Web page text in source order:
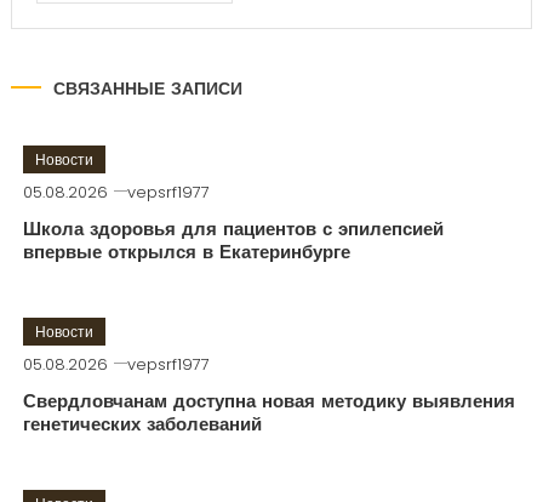
СВЯЗАННЫЕ ЗАПИСИ
Новости
05.08.2026 vepsrf1977
Школа здоровья для пациентов с эпилепсией
впервые открылся в Екатеринбурге
Новости
05.08.2026 vepsrf1977
Свердловчанам доступна новая методику выявления
генетических заболеваний